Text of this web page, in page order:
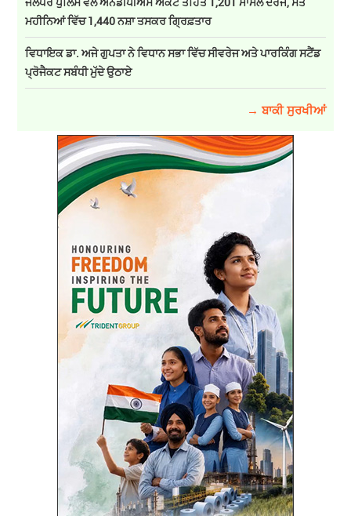
ਮਹੀਨਿਆਂ ਵਿੱਚ 1,440 ਨਸ਼ਾ ਤਸਕਰ ਗ੍ਰਿਫ਼ਤਾਰ
ਵਿਧਾਇਕ ਡਾ. ਅਜੇ ਗੁਪਤਾ ਨੇ ਵਿਧਾਨ ਸਭਾ ਵਿੱਚ ਸੀਵਰੇਜ ਅਤੇ ਪਾਰਕਿੰਗ ਸਟੈਂਡ
ਪ੍ਰੋਜੈਕਟ ਸਬੰਧੀ ਮੁੱਦੇ ਉਠਾਏ
→ ਬਾਕੀ ਸੁਰਖੀਆਂ